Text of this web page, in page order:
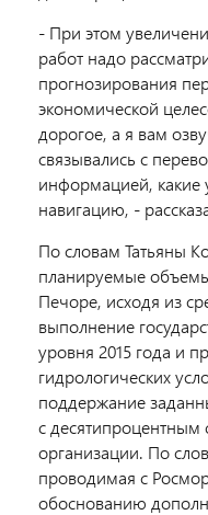
- При этом
работ надо
прогнозирования
экономической
дорогое, а я вам
связывались с
информацией,
навигацию, -
По словам Татьяны
планируемые
Печоре, исходя из
выполнение
уровня 2015 года и
гидрологических
поддержание
с
организации. По
проводимая с
обоснованию